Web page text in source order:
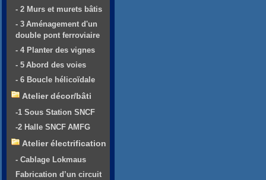
- 2 Murs et murets bâtis
- 3 Aménagement d'un
double pont ferroviaire
- 4 Planter des vignes
- 5 Abord des voies
- 6 Boucle hélicoïdale
Atelier décor/bâti
-1 Sous Station SNCF
-2 Halle SNCF AMFG
Atelier électrification
- Cablage Lokmaus
Fabrication d’un circuit